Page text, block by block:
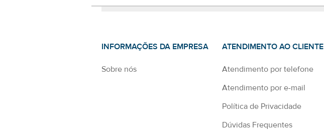
INFORMAÇÕES DA EMPRESA
Sobre nós
ATENDIMENTO AO CLIENTE
Atendimento por telefone
Atendimento por e-mail
Política de Privacidade
Dúvidas Frequentes